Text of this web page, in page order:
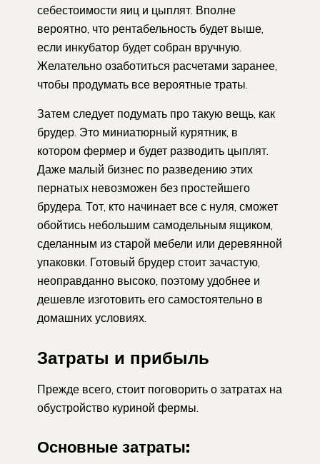
себестоимости яиц и цыплят. Вполне
вероятно, что рентабельность будет выше,
если инкубатор будет собран вручную.
Желательно озаботиться расчетами заранее,
чтобы продумать все вероятные траты.
Затем следует подумать про такую вещь, как
брудер. Это миниатюрный курятник, в
котором фермер и будет разводить цыплят.
Даже малый бизнес по разведению этих
пернатых невозможен без простейшего
брудера. Тот, кто начинает все с нуля, сможет
обойтись небольшим самодельным ящиком,
сделанным из старой мебели или деревянной
упаковки. Готовый брудер стоит зачастую,
неоправданно высоко, поэтому удобнее и
дешевле изготовить его самостоятельно в
домашних условиях.
Затраты и прибыль
Прежде всего, стоит поговорить о затратах на
обустройство куриной фермы.
Основные затраты: